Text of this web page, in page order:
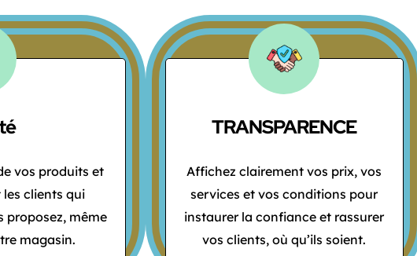
vos produits et
clients qui
proposez, même
magasin.
TRANSPARENCE
Affichez clairement vos prix, vos
services et vos conditions pour
instaurer la confiance et rassurer
vos clients, où qu’ils soient.